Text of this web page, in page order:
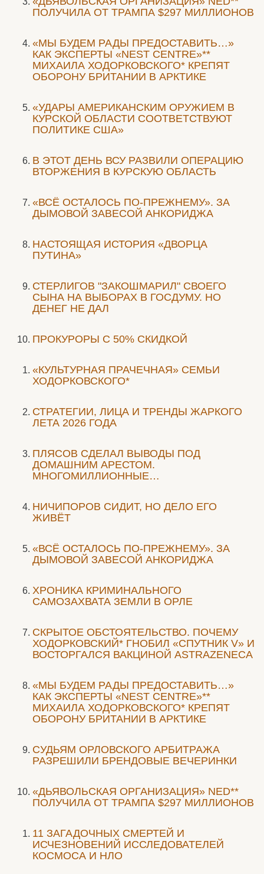
ПОЛУЧИЛА ОТ ТРАМПА $297 МИЛЛИОНОВ
«МЫ БУДЕМ РАДЫ ПРЕДОСТАВИТЬ…»
КАК ЭКСПЕРТЫ «NEST CENTRE»**
МИХАИЛА ХОДОРКОВСКОГО* КРЕПЯТ
ОБОРОНУ БРИТАНИИ В АРКТИКЕ
«УДАРЫ АМЕРИКАНСКИМ ОРУЖИЕМ В
КУРСКОЙ ОБЛАСТИ СООТВЕТСТВУЮТ
ПОЛИТИКЕ США»
В ЭТОТ ДЕНЬ ВСУ РАЗВИЛИ ОПЕРАЦИЮ
ВТОРЖЕНИЯ В КУРСКУЮ ОБЛАСТЬ
«ВСЁ ОСТАЛОСЬ ПО-ПРЕЖНЕМУ». ЗА
ДЫМОВОЙ ЗАВЕСОЙ АНКОРИДЖА
НАСТОЯЩАЯ ИСТОРИЯ «ДВОРЦА
ПУТИНА»
СТЕРЛИГОВ "ЗАКОШМАРИЛ" СВОЕГО
СЫНА НА ВЫБОРАХ В ГОСДУМУ. НО
ДЕНЕГ НЕ ДАЛ
ПРОКУРОРЫ С 50% СКИДКОЙ
«КУЛЬТУРНАЯ ПРАЧЕЧНАЯ» СЕМЬИ
ХОДОРКОВСКОГО*
СТРАТЕГИИ, ЛИЦА И ТРЕНДЫ ЖАРКОГО
ЛЕТА 2026 ГОДА
ПЛЯСОВ СДЕЛАЛ ВЫВОДЫ ПОД
ДОМАШНИМ АРЕСТОМ.
МНОГОМИЛЛИОННЫЕ…
НИЧИПОРОВ СИДИТ, НО ДЕЛО ЕГО
ЖИВЁТ
«ВСЁ ОСТАЛОСЬ ПО-ПРЕЖНЕМУ». ЗА
ДЫМОВОЙ ЗАВЕСОЙ АНКОРИДЖА
ХРОНИКА КРИМИНАЛЬНОГО
САМОЗАХВАТА ЗЕМЛИ В ОРЛЕ
СКРЫТОЕ ОБСТОЯТЕЛЬСТВО. ПОЧЕМУ
ХОДОРКОВСКИЙ* ГНОБИЛ «СПУТНИК V» И
ВОСТОРГАЛСЯ ВАКЦИНОЙ ASTRAZENECA
«МЫ БУДЕМ РАДЫ ПРЕДОСТАВИТЬ…»
КАК ЭКСПЕРТЫ «NEST CENTRE»**
МИХАИЛА ХОДОРКОВСКОГО* КРЕПЯТ
ОБОРОНУ БРИТАНИИ В АРКТИКЕ
CУДЬЯМ ОРЛОВСКОГО АРБИТРАЖА
РАЗРЕШИЛИ БРЕНДОВЫЕ ВЕЧЕРИНКИ
«ДЬЯВОЛЬСКАЯ ОРГАНИЗАЦИЯ» NED**
ПОЛУЧИЛА ОТ ТРАМПА $297 МИЛЛИОНОВ
11 ЗАГАДОЧНЫХ СМЕРТЕЙ И
ИСЧЕЗНОВЕНИЙ ИССЛЕДОВАТЕЛЕЙ
КОСМОСА И НЛО